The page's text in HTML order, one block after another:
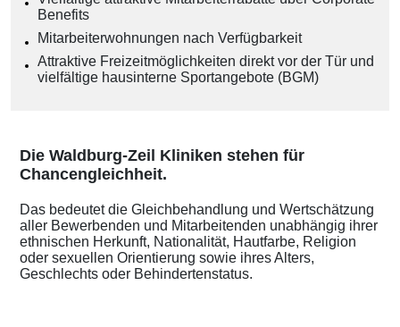
Benefits
Mitarbeiterwohnungen nach Verfügbarkeit
Attraktive Freizeitmöglichkeiten direkt vor der Tür und
vielfältige hausinterne Sportangebote (BGM)
Die Waldburg-Zeil Kliniken stehen für
Chancengleichheit.
Das bedeutet die Gleichbehandlung und Wertschätzung
aller Bewerbenden und Mitarbeitenden unabhängig ihrer
ethnischen Herkunft, Nationalität, Hautfarbe, Religion
oder sexuellen Orientierung sowie ihres Alters,
Geschlechts oder Behindertenstatus.